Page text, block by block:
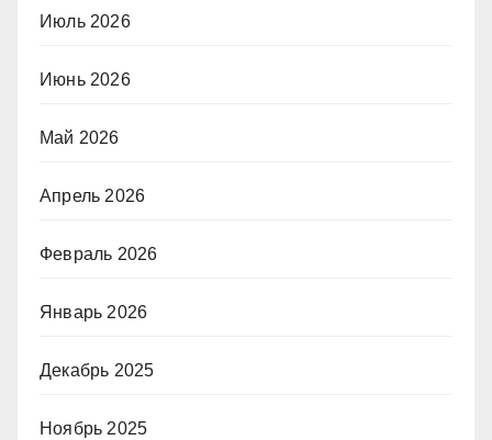
Июль 2026
Июнь 2026
Май 2026
Апрель 2026
Февраль 2026
Январь 2026
Декабрь 2025
Ноябрь 2025